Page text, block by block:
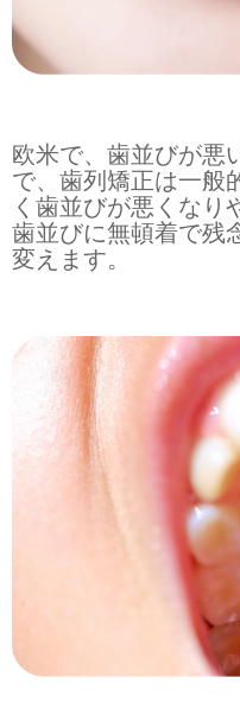
欧米で、歯並びが悪
で、歯列矯正は一般
く歯並びが悪くなり
歯並びに無頓着で残
変えます。